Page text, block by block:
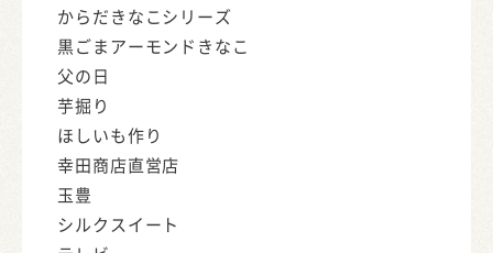
からだきなこシリーズ
黒ごまアーモンドきなこ
父の日
芋掘り
ほしいも作り
幸田商店直営店
玉豊
シルクスイート